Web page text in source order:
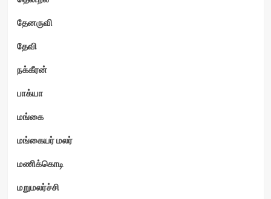
தேனருவி
தேவி
நக்கீரன்
பாக்யா
மங்கை
மங்கையர் மலர்
மணிக்கொடி
மறுமலர்ச்சி